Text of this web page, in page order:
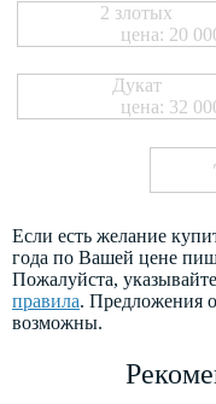
2 злотых
цена: 20
Дукат
цена: 32
Если есть желание
года по Вашей цене
Пожалуйста,
правила. Предложения
возможны.